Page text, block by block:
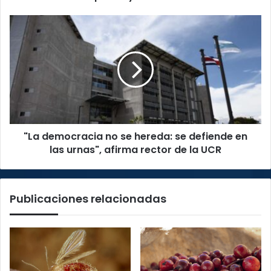
"La
democracia
se
hereda:
se
defiende
las
urnas",
UCR
"La democracia no se hereda: se defiende en
las urnas", afirma rector de la UCR
Publicaciones relacionadas